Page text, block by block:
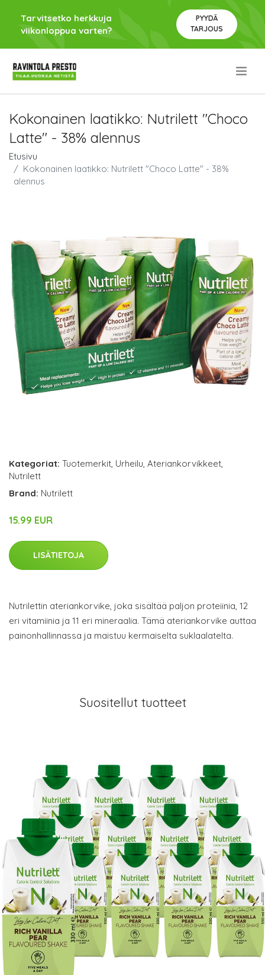
Tarvitsetko herkkuja
viikonloppua varten?
PYYDÄ
TARJOUS
Kokonainen laatikko: Nutrilett "Choco
Latte" - 38% alennus
Etusivu
Kokonainen laatikko: Nutrilett "Choco Latte" - 38%
alennus
Kategoriat: Tuotemerkit, Urheilu, Ateriankorvikkeet,
Nutrilett
Brand: Nutrilett
15.99 EUR
LISÄTIETOJA
Nutrilettin ateriankorvike, joka sisältää paljon proteiinia, 12
eri vitamiinia ja 11 eri mineraalia. Tämä ateriankorvike auttaa
painonhallinnassa ja maistuu kermaiselta suklaalatelta.
Suositellut tuotteet